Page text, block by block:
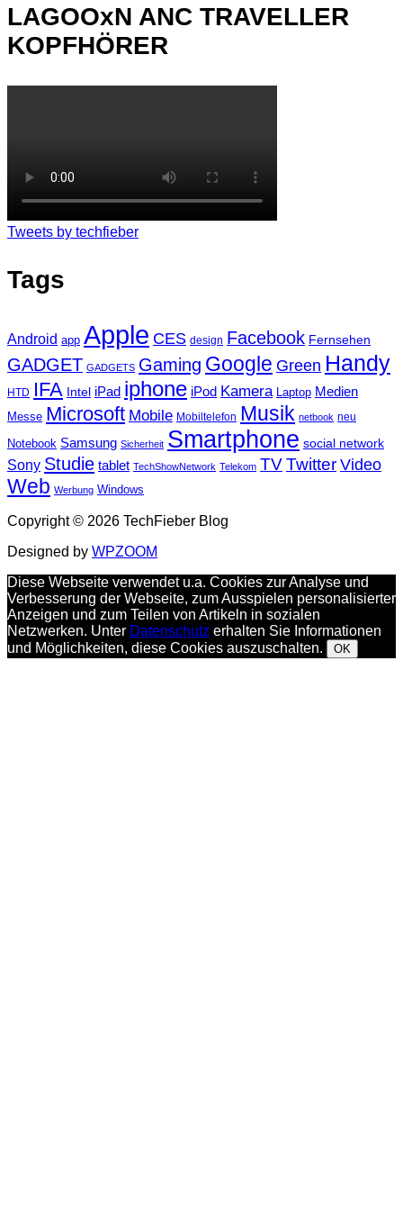
LAGOOxN ANC TRAVELLER
KOPFHÖRER
Tweets by techfieber
Tags
Android app Apple CES design Facebook Fernsehen
GADGET GADGETS Gaming Google Green Handy
HTD IFA Intel iPad iphone iPod Kamera Laptop Medien
Messe Microsoft Mobile Mobiltelefon Musik netbook neu
Notebook Samsung Sicherheit Smartphone social network
Sony Studie tablet TechShowNetwork Telekom TVTwitter Video
Web Werbung Windows
Copyright © 2026 TechFieber Blog
Designed by WPZOOM
Diese Webseite verwendet u.a. Cookies zur Analyse und
Verbesserung der Webseite, zum Ausspielen personalisierter
Anzeigen und zum Teilen von Artikeln in sozialen
Netzwerken. Unter Datenschutz erhalten Sie Informationen
und Möglichkeiten, diese Cookies auszuschalten.
OK